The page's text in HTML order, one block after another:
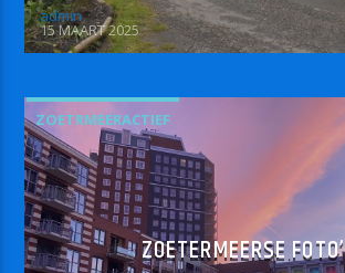
admin
15 MAART 2025
ZOETRMEERACTIEF
ZOETERMEERSE